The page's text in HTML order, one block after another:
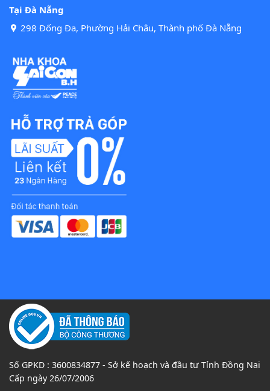
Tại Đà Nẵng
298 Đống Đa, Phường Hải Châu, Thành phố Đà Nẵng
Số GPKD : 3600834877 - Sở kế hoạch và đầu tư Tỉnh Đồng Nai
Cấp ngày 26/07/2006